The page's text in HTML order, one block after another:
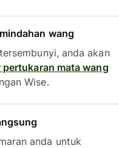
wang
anda akan
pertukaran mata wang
Wise.
anda untuk